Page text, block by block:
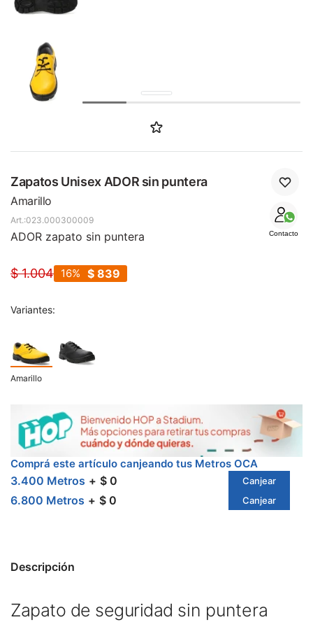
Zapatos Unisex ADOR sin puntera
Amarillo
Contacto
023.000300009
ADOR zapato sin puntera
$ 1.004 $ 839
16
Variantes:
Amarillo
Comprá este artículo canjeando tus Metros OCA
3.400 Metros $ 0 Canjear
6.800 Metros $ 0 Canjear
Descripción
Zapato de seguridad sin puntera